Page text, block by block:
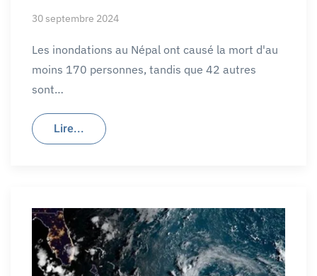
30 septembre 2024
Les inondations au Népal ont causé la mort d'au
moins 170 personnes, tandis que 42 autres
sont…
Lire...